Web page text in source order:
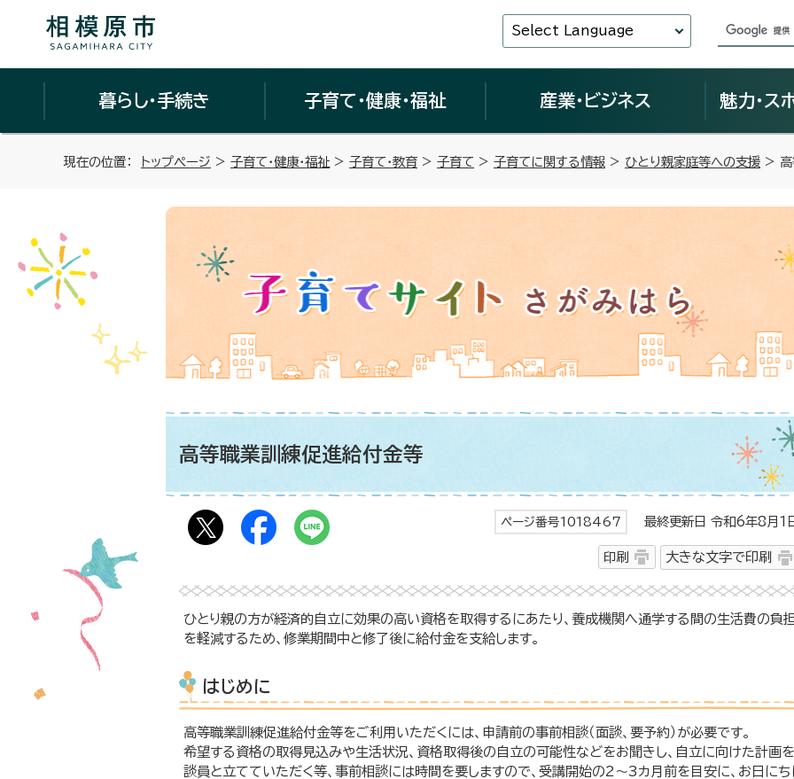
Select Language
暮らし・手続き 子育て・健康・福祉 産業・ビジネス 魅力・ス
現在の位置： トップページ > 子育て・健康・福祉 > 子育て・教育 > 子育て > 子育てに関する情報 > ひとり親家庭等への支援 > 高
高等職業訓練促進給付金等
ページ番号1018467 最終更新日 令和6年8月1
印刷 大きな文字で印刷
ひとり親の方が経済的自立に効果の高い資格を取得するにあたり、養成機関へ通学する間の生活費の負
を軽減するため、修業期間中と修了後に給付金を支給します。
はじめに
高等職業訓練促進給付金等をご利用いただくには、申請前の事前相談（面談、要予約）が必要です。
希望する資格の取得見込みや生活状況、資格取得後の自立の可能性などをお聞きし、自立に向けた計画
談員と立てていただく等、事前相談には時間を要しますので、受講開始の2～3カ月前を目安に、お日にち